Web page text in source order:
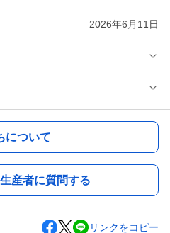
2026年6月11日
について
産者に質問する
リンクをコピー